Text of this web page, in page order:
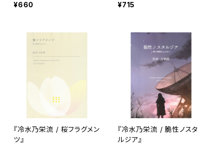
¥660
¥715
『冷水乃栄流 / 桜フラグメン
ツ』
『冷水乃栄流 / 脆性ノスタ
ルジア』